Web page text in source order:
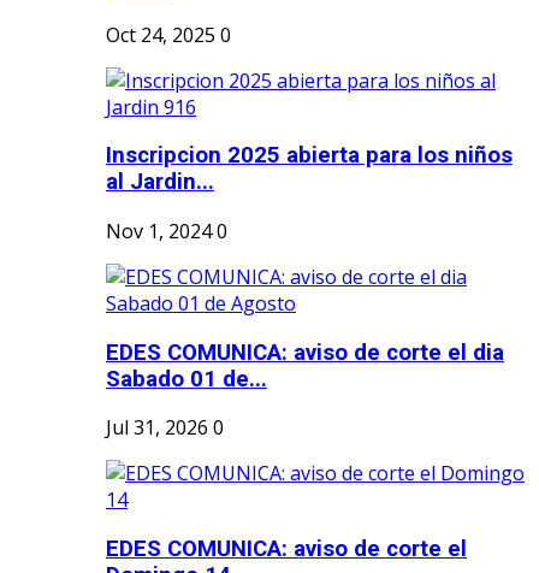
Oct 24, 2025 0
Inscripcion 2025 abierta para los niños
al Jardin...
Nov 1, 20240
EDES COMUNICA: aviso de corte el dia
Sabado 01 de...
Jul 31, 2026 0
EDES COMUNICA: aviso de corte el